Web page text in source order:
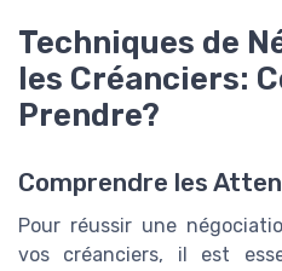
Techniques de
les Créanciers:
Prendre?
Comprendre les
Pour réussir une
vos créanciers, il est